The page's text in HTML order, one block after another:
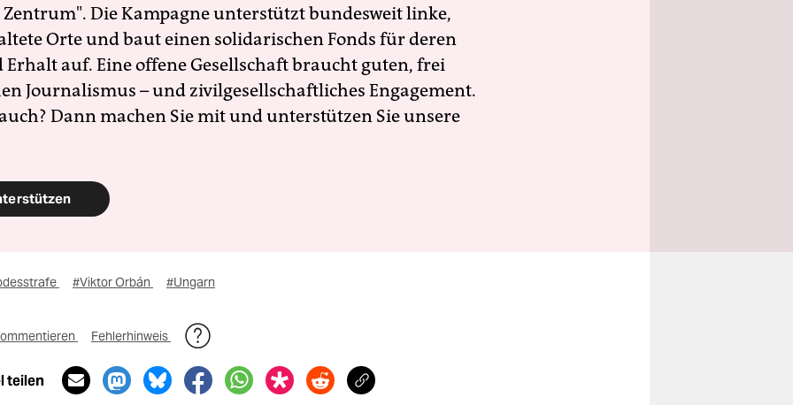
Die Kampagne unterstützt bundesweit linke,
Orte und baut einen solidarischen Fonds für deren
Erhalt auf. Eine offene Gesellschaft braucht guten, frei
Journalismus – und zivilgesellschaftliches Engagement.
Dann machen Sie mit und unterstützen Sie unsere
#Viktor Orbán #Ungarn
Fehlerhinweis
teilen